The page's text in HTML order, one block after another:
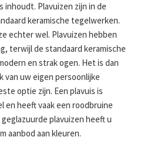
inhoudt. Plavuizen zijn in de
keramische tegelwerken.
echter wel. Plavuizen hebben
terwijl de standaard keramische
en strak ogen. Het is dan
van uw eigen persoonlijke
optie zijn. Een plavuis is
en heeft vaak een roodbruine
plavuizen heeft u
aanbod aan kleuren.